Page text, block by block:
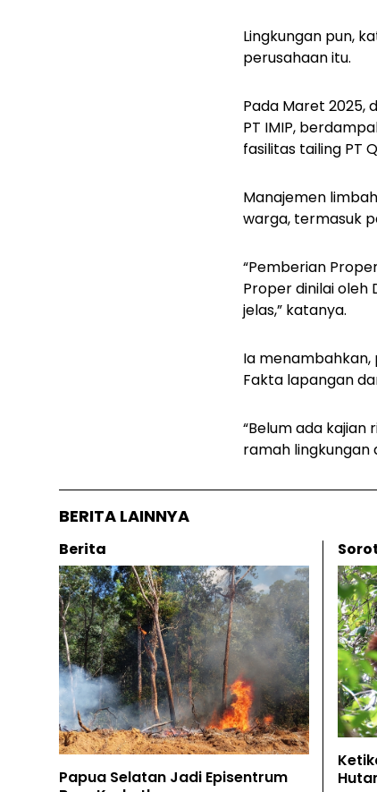
Lingkungan pun,
perusahaan itu.
Pada Maret 2025,
PT IMIP,
fasilitas tailing PT
Manajemen
warga, termasuk
“Pemberian
Proper dinilai oleh
jelas,” katanya.
Ia menambahkan,
Fakta lapangan
“Belum ada kajian
ramah lingkungan
BERITA LAINNYA
Berita
Papua Selatan Jadi Episentrum